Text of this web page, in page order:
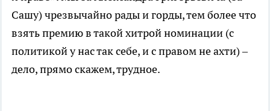
Сашу) чрезвычайно рады и горды, тем более что
взять премию в такой хитрой номинации (с
политикой у нас так себе, и с правом не ахти) –
дело, прямо скажем, трудное.